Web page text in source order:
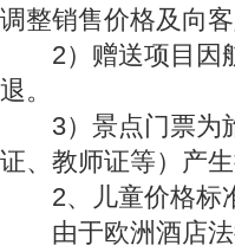
调整销售价格及向
2）赠送项目因航
退。
3）景点门票为旅
证、教师证等）产
2、儿童价格标
由于欧洲酒店法